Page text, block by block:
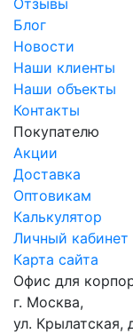
Блог
Новости
Наши клиенты
Наши объекты
Контакты
Покупателю
Акции
Доставка
Оптовикам
Калькулятор
Личный кабинет
Карта сайта
Офис для
г. Москва,
ул. Крылатская,